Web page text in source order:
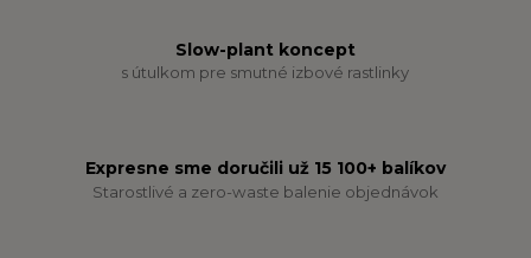
Slow-plant koncept
s útulkom pre smutné izbové rastlinky
Expresne sme doručili už 15 100+ balíkov
Starostlivé a zero-waste balenie objednávok